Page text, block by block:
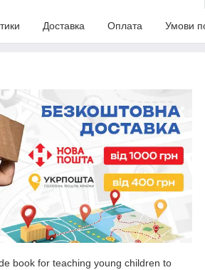
Доставка Оплата Умови
book for teaching young children to